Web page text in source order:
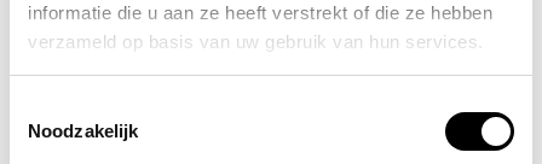
informatie die u aan ze heeft verstrekt of die ze hebben
verzameld op basis van uw gebruik van hun services.
Noodzakelijk
Toon meer